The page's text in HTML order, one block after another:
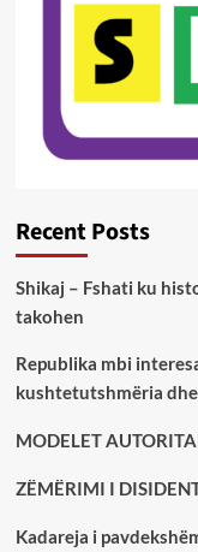
Recent Posts
Shikaj – Fshati ku
takohen
Republika mbi
kushtetutshmëria
MODELET
ZËMËRIMI I
Kadareja i